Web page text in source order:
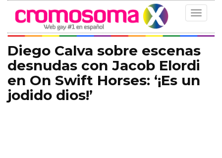
Toggle
Diego Calva sobre escenas
desnudas con Jacob Elordi
en On Swift Horses: ‘¡Es un
jodido dios!’